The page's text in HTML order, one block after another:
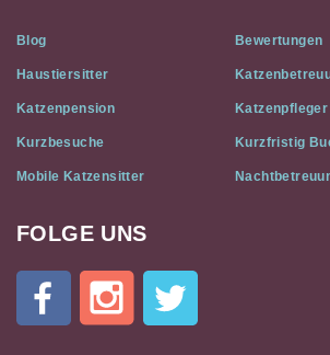
Blog Bewertungen
Haustiersitter
Katzenpension Katzenpfleger
Kurzbesuche Kurzfristig
Mobile Katzensitter
Cat
Flat
FOLGE UNS